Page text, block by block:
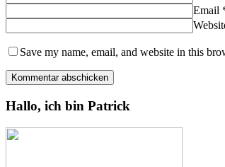
Email
Save my name, email, and website in this
Hallo, ich bin Patrick